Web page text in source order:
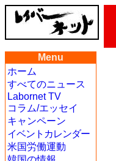
Menu
ホーム
すべてのニュース
Labornet TV
コラム/エッセイ
キャンペーン
イベントカレンダー
米国労働運動